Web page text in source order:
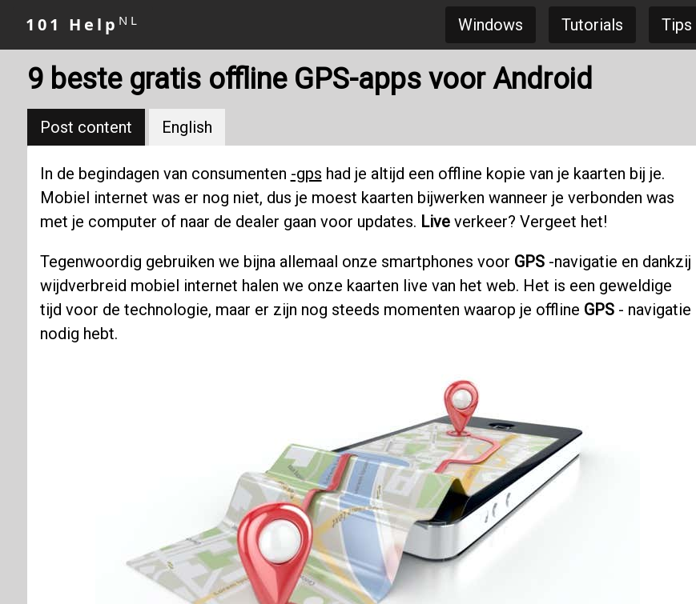
101 Help NL Windows Tutorials Tips
9 beste gratis offline GPS-apps voor Android
Post content English
In de begindagen van consumenten -gps had je altijd een offline kopie van je kaarten bij je.
Mobiel internet was er nog niet, dus je moest kaarten bijwerken wanneer je verbonden was
met je computer of naar de dealer gaan voor updates. Liveverkeer? Vergeet het!
Tegenwoordig gebruiken we bijna allemaal onze smartphones voor GPS-navigatie en dankzij
wijdverbreid mobiel internet halen we onze kaarten live van het web. Het is een geweldige
tijd voor de technologie, maar er zijn nog steeds momenten waarop je offline GPS- navigatie
nodig hebt.